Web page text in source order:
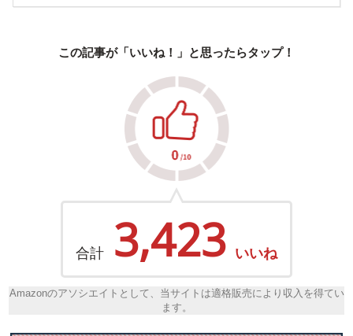
この記事が「いいね！」と思ったらタップ！
合計 3,423 いいね
Amazonのアソシエイトとして、当サイトは適格販売により収入を得てい
ます。